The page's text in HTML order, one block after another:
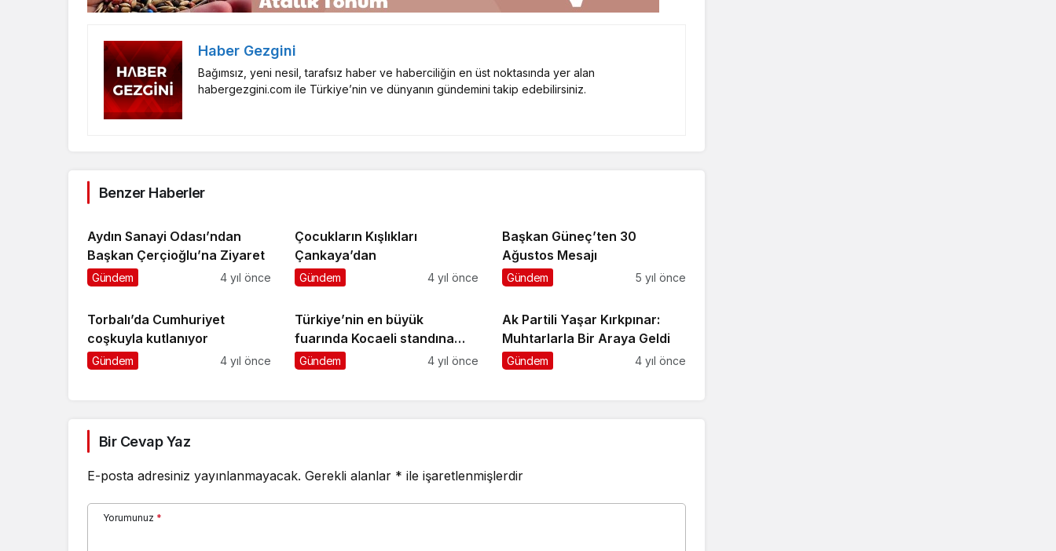
Haber Gezgini
Bağımsız, yeni nesil, tarafsız haber ve haberciliğin en üst noktasında yer alan
habergezgini.com ile Türkiye’nin ve dünyanın gündemini takip edebilirsiniz.
Benzer Haberler
Aydın Sanayi Odası’ndan
Başkan Çerçioğlu’na Ziyaret
Gündem 4 yıl önce
Çocukların Kışlıkları
Çankaya’dan
Gündem 4 yıl önce
Başkan Güneç’ten 30
Ağustos Mesajı
Gündem 5 yıl önce
Torbalı’da Cumhuriyet
coşkuyla kutlanıyor
Gündem 4 yıl önce
Türkiye’nin en büyük
fuarında Kocaeli standına
yoğun ilgi
Gündem 4 yıl önce
Ak Partili Yaşar Kırkpınar:
Muhtarlarla Bir Araya Geldi
Gündem 4 yıl önce
Bir Cevap Yaz
E-posta adresiniz yayınlanmayacak. Gerekli alanlar * ile işaretlenmişlerdir
Yorumunuz *